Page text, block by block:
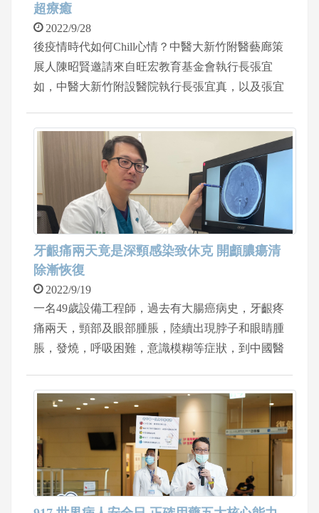
超療癒
2022/9/28
後疫情時代如何Chill心情？中醫大新竹附醫藝廊策
展人陳昭賢邀請來自旺宏教育基金會執行長張宜
如，中醫大新竹附設醫院執行長張宜真，以及張宜
同展出畫作，展期自即日起至十一月底。院長陳自
諒希望透過療癒的作品，撫慰受疫情肆虐的憂悶心
情，也感謝姊妹聯展將部份畫作進行公益義賣，所
得捐助中醫大新竹附醫及流浪動物收容單位。
牙齦痛兩天竟是深頸感染致休克 開顱膿瘍清
除漸恢復
2022/9/19
一名49歲設備工程師，過去有大腸癌病史，牙齦疼
痛兩天，頸部及眼部腫脹，陸續出現脖子和眼睛腫
脹，發燒，呼吸困難，意識模糊等症狀，到中國醫
層檢查，神經外科巫智穎醫師診斷為深頸感染併發
牙齦及眼眶感染。 由於病患病程進展快速，引發
敗血性休克，顱內膿瘍，呼吸衰竭，於加護病房治
療期間，施予經鼻氣管內管置入，後線抗生素及升
壓劑治療，神經外科巫智穎醫師以開顱併內膿瘍清
除手術。經兩個月治療之後，患者不僅脫離呼吸器
沒有插管，意識也恢復清醒，手腳活動無礙，眼睛